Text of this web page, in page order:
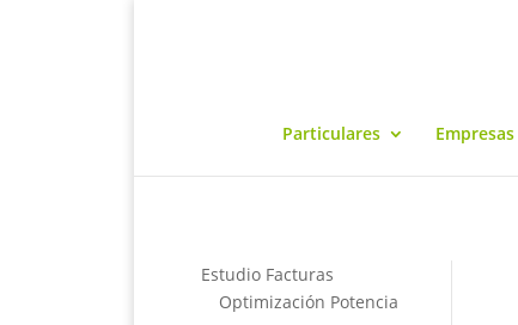
Particulares Empresas
Estudio Facturas
Optimización Potencia